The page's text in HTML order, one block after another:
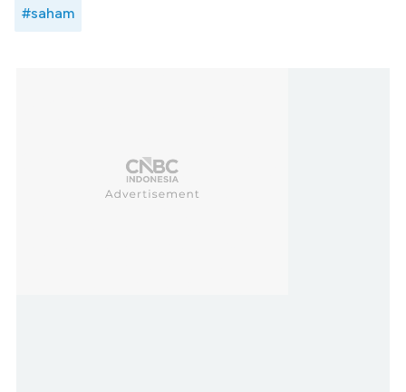
#saham